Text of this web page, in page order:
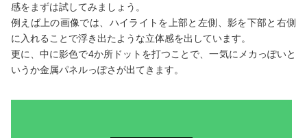
感をまずは試してみましょう。
例えば上の画像では、ハイライトを上部と左側、影を下部と右側
に入れることで浮き出たような立体感を出しています。
更に、中に影色で4か所ドットを打つことで、一気にメカっぽいと
いうか金属パネルっぽさが出てきます。